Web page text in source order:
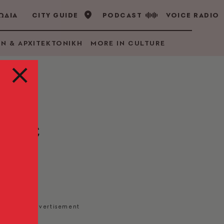
CITY GUIDE PODCAST VOICE RADIO
& ΑΡΧΙΤΕΚΤΟΝΙΚΗ MORE IN CULTURE
σε